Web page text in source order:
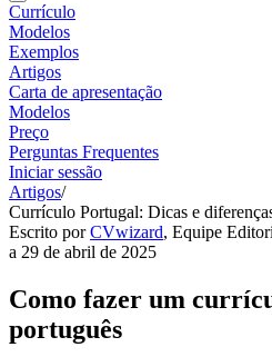
Currículo
Modelos
Exemplos
Artigos
Carta de apresentação
Modelos
Preço
Perguntas Frequentes
Iniciar sessão
Artigos/
Currículo Portugal: Dicas e
Escrito porCVwizard, Equipe
a 29 de abril de 2025
Como fazer um
português